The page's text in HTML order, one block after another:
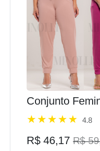
Conjunto
4.8
R$ 46,17 R$